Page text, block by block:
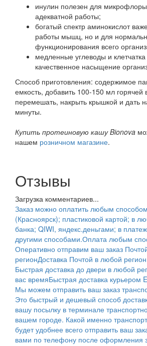
инулин полезен для
адекватной работы;
богатый спектр аминокислот
работы мышц, но и для
функционирования всего
медленные углеводы и
качественное насыщение
Способ приготовления: содержимое
емкость, добавить 100-150 мл
перемешать, накрыть крышкой и дать
минуты.
Купить протеиновую кашу Bionova
нашем розничном магазине.
Отзывы
Загрузка комментариев...
Заказ можно оплатить любым
(Красноярск); пластиковой картой; в
банка; QIWI, яндекс.деньгами; в
другими способами.Оплата любым
Оперативно отправим ваш заказ
регионДоставка Почтой в любой регион
Быстрая доставка до двери в любой
вас времяБыстрая доставка курьером
Мы можем отправить ваш заказ
Это быстрый и дешевый способ
вашу посылку в терминале
вашем городе. Какой именно
будет удобнее всего отправить ваш
вами по телефону после оформления